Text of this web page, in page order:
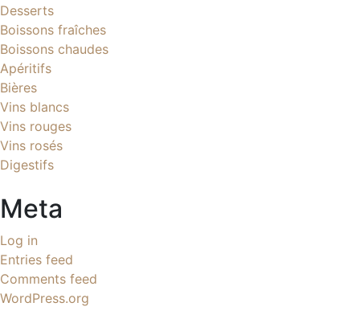
Desserts
Boissons fraîches
Boissons chaudes
Apéritifs
Bières
Vins blancs
Vins rouges
Vins rosés
Digestifs
Meta
Log in
Entries feed
Comments feed
WordPress.org